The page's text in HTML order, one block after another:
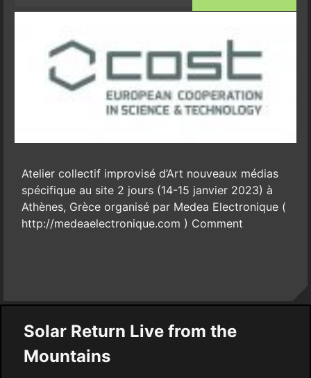
Atelier collectif improvisé d’Art nouveaux médias
spécifique au site 2 jours (14-15 janvier 2023) à
Athènes, Grèce organisé par Medea Electronique (
http://medeaelectronique.com ) Comment
Solar Return Live from the
Mountains